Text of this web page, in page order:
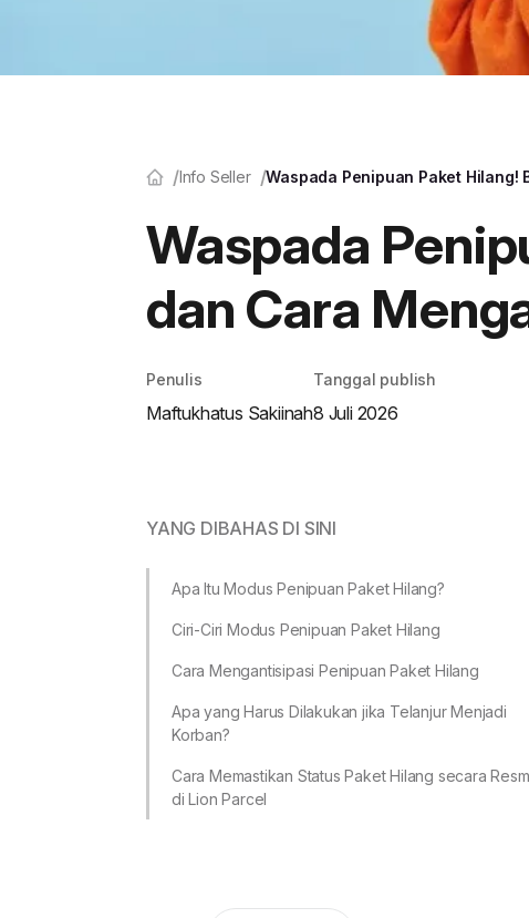
Info Seller Waspada Penipuan Paket
Waspada
dan Cara
Penulis
Maftukhatus Sakiinah
Tanggal publish
8 Juli 2026
YANG DIBAHAS DI SINI
Apa Itu Modus Penipuan Paket Hilang?
Ciri-Ciri Modus Penipuan Paket Hilang
Cara Mengantisipasi Penipuan Paket Hilang
Apa yang Harus Dilakukan jika Telanjur Menjadi
Korban?
Cara Memastikan Status Paket Hilang secara
di Lion Parcel